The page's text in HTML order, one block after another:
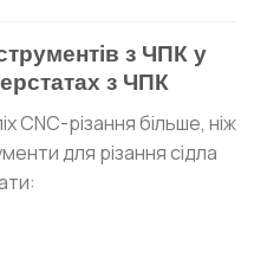
з ЧПК у
з ЧПК
CNC-різання більше, ніж
для різання сідла